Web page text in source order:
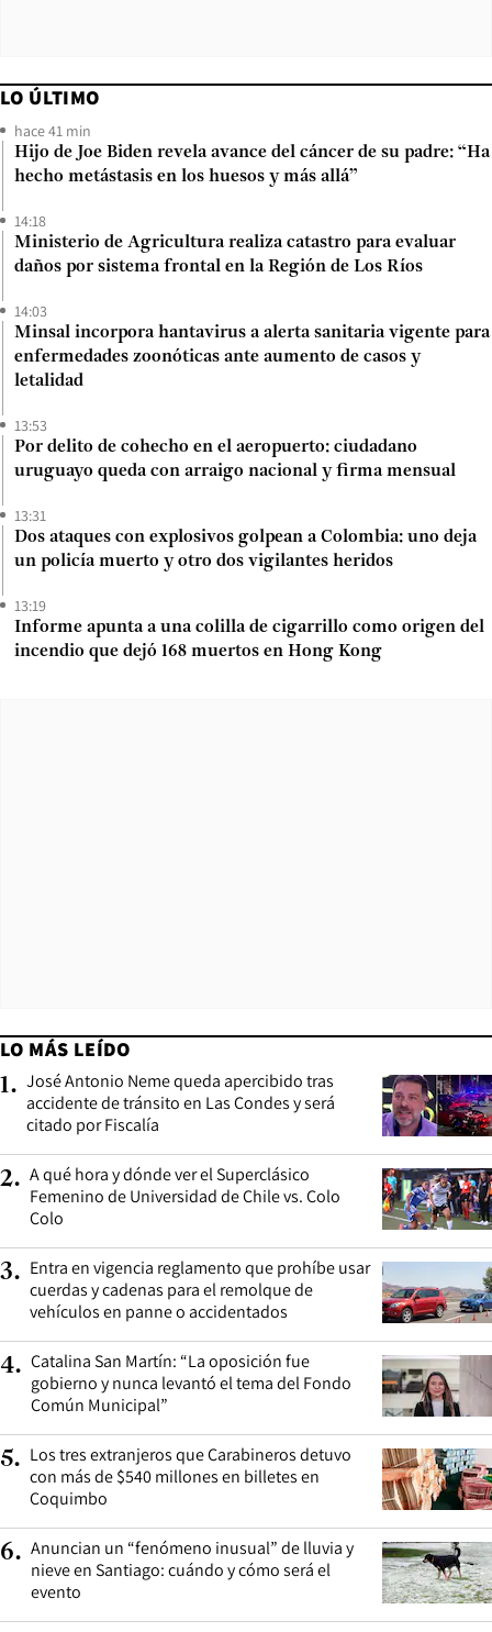
LO ÚLTIMO
hace 41 min
Hijo de Joe Biden revela avance del cáncer de su padre: “Ha
hecho metástasis en los huesos y más allá”
14:18
Ministerio de Agricultura realiza catastro para evaluar
daños por sistema frontal en la Región de Los Ríos
14:03
Minsal incorpora hantavirus a alerta sanitaria vigente para
enfermedades zoonóticas ante aumento de casos y
letalidad
13:53
Por delito de cohecho en el aeropuerto: ciudadano
uruguayo queda con arraigo nacional y firma mensual
13:31
Dos ataques con explosivos golpean a Colombia: uno deja
un policía muerto y otro dos vigilantes heridos
13:19
Informe apunta a una colilla de cigarrillo como origen del
incendio que dejó 168 muertos en Hong Kong
LO MÁS LEÍDO
1. José Antonio Neme queda apercibido tras
accidente de tránsito en Las Condes y será
citado por Fiscalía
2. A qué hora y dónde ver el Superclásico
Femenino de Universidad de Chile vs. Colo
Colo
3. Entra en vigencia reglamento que prohíbe usar
cuerdas y cadenas para el remolque de
vehículos en panne o accidentados
4. Catalina San Martín: “La oposición fue
gobierno y nunca levantó el tema del Fondo
Común Municipal”
5. Los tres extranjeros que Carabineros detuvo
con más de $540 millones en billetes en
Coquimbo
6. Anuncian un “fenómeno inusual” de lluvia y
nieve en Santiago: cuándo y cómo será el
evento